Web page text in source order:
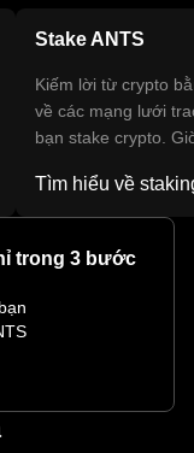
Stake ANTS
Kiếm lời từ crypto
về các mạng lưới
bạn stake crypto.
duy nhất, ngay
OKX của bạn.
Tìm hiểu về
trong 3 bước